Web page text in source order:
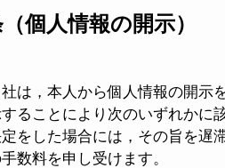
個人情報の開示）
は，本人から個人情報の開示
ることにより次のいずれかに
をした場合には，その旨を遅
数料を申し受けます。